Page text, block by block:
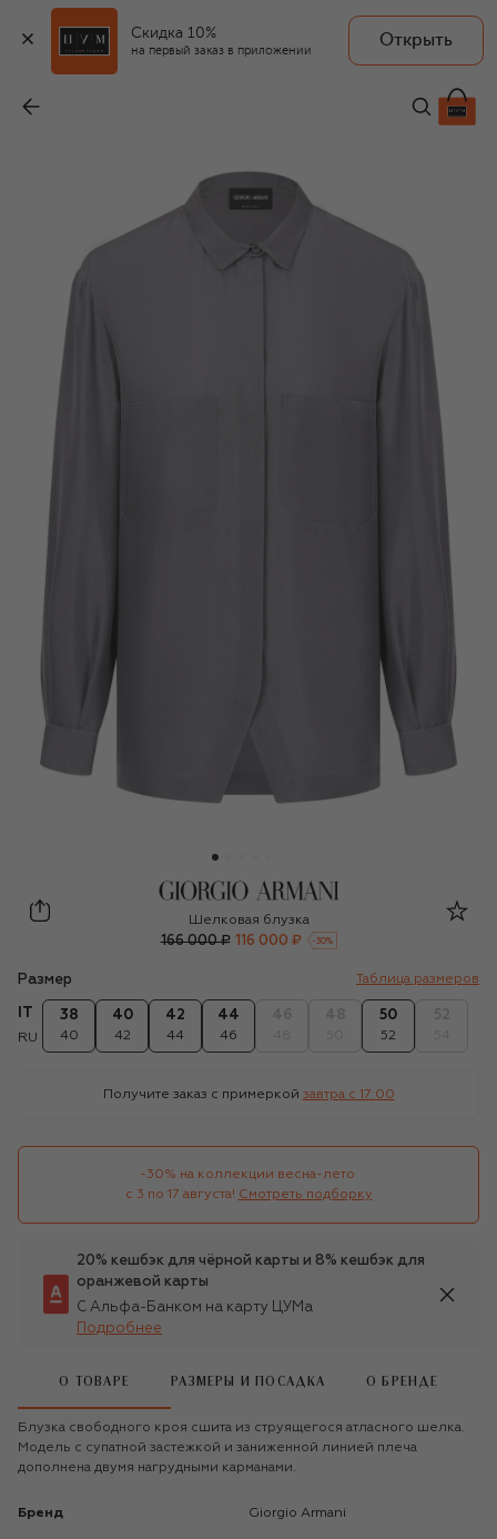
Скидка 10%
на первый заказ в приложении
Открыть
116 000 ₽
Giorgio Armani
Шелковая блузка
166 000 ₽ 116 000 ₽ -30%
Размер Таблица размеров
RU
38
40
40
42
42
44
44
46
50
52
Получите заказ с примеркой завтра c 17:00
-30% на коллекции весна-лето
с 3 по 17 августа! Смотреть подборку
20% кешбэк для чёрной карты и 8% кешбэк для
оранжевой карты
С Альфа-Банком на карту ЦУМа
Подробнее
О ТОВАРЕ РАЗМЕРЫ И ПОСАДКА О БРЕНДЕ
Блузка свободного кроя сшита из струящегося атласного шелка.
Модель с супатной застежкой и заниженной линией плеча
дополнена двумя нагрудными карманами.
Бренд Giorgio Armani